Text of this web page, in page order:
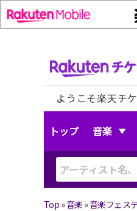
ようこそ楽天チ
トップ 音楽
Top »音楽 »音楽フェス